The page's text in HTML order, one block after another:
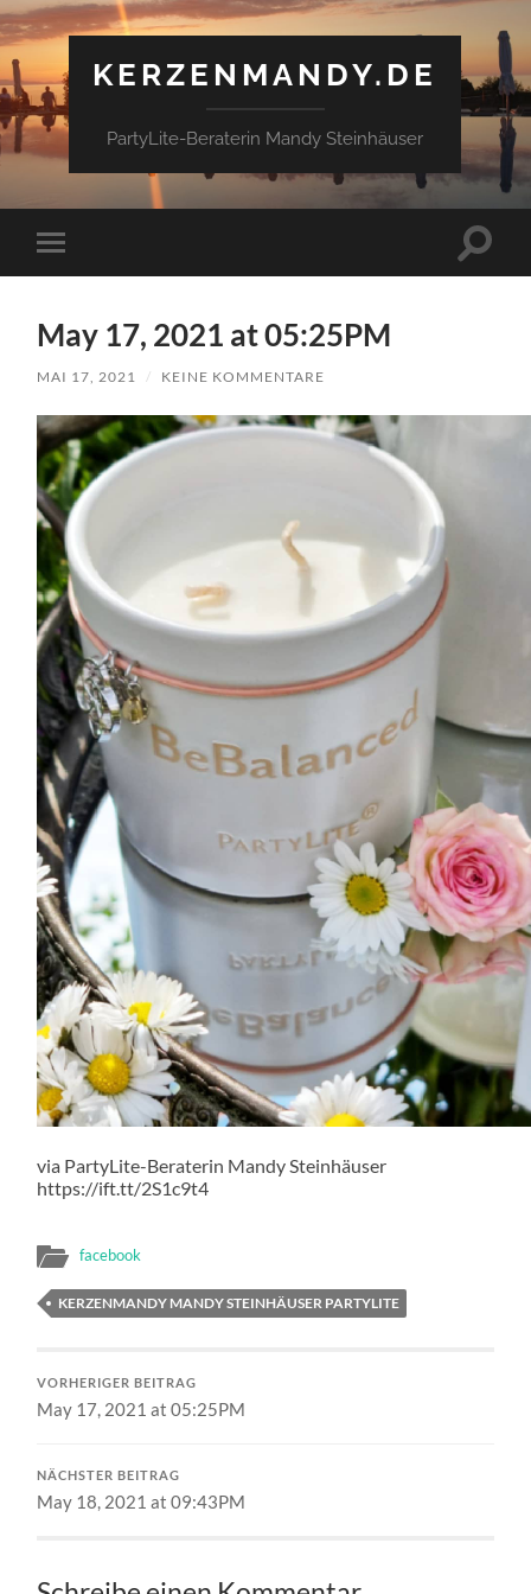
KERZENMANDY.DE
PartyLite-Beraterin Mandy Steinhäuser
Mobile-
Menü
May 17, 2021 at 05:25PM
MAI 17, 2021 / KEINE KOMMENTARE
via PartyLite-Beraterin Mandy Steinhäuser
https://ift.tt/2S1c9t4
facebook
KERZENMANDY MANDY STEINHÄUSER PARTYLITE
VORHERIGER BEITRAG
May 17, 2021 at 05:25PM
NÄCHSTER BEITRAG
May 18, 2021 at 09:43PM